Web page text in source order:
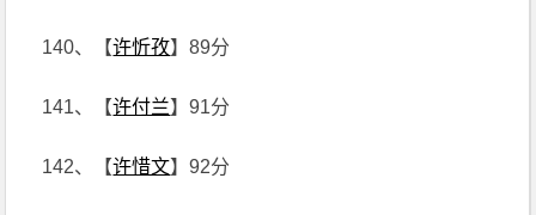
140、【许忻孜】89分
141、【许付兰】91分
142、【许惜文】92分